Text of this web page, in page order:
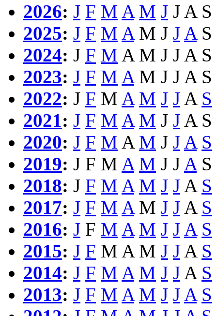
2026: J F M A M J J A S
2025: J F M A M J J A S
2024: J F M A M J J A S
2023: J F M A M J J A S
2022: J F M A M J J A S
2021: J F M A M J J A S
2020: J F M A M J J A S
2019: J F M A M J J A S
2018: J F M A M J J A S
2017: J F M A M J J A S
2016: J F M A M J J A S
2015: J F M A M J J A S
2014: J F M A M J J A S
2013: J F M A M J J A S